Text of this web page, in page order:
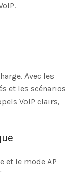
Avec les
et les scénarios
VoIP clairs,
et le mode AP